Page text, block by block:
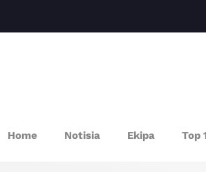
Home Notisia Ekipa Top